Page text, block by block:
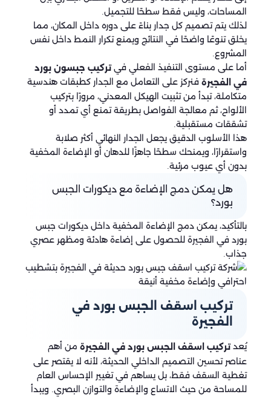
المساحات، وليس فقط سطحًا للتجميل.
لذلك يتم تصميم كل جدار بناءً على دوره داخل المكان، مما
يخلق تنوعًا واضحًا في النتائج ويمنع تكرار النمط داخل نفس
المشروع.
أما على مستوى التنفيذ الفعلي فيتركيب جبسون بورد
في الفجيرة فنركز على التعامل مع الجدار كطبقات هندسية
متكاملة، تبدأ من تثبيت الهيكل المعدني، مرورًا بتركيب
الألواح، ثم معالجة الفواصل بطريقة تمنع أي تمدد أو
تشققات مستقبلية.
هذا الأسلوب الدقيق يجعل الجدار النهائي أكثر صلابة
واستقرارًا، ويمنحك سطحًا جاهزًا للدهان أو الإضاءة المخفية
بدون أي عيوب مرئية.
هل يمكن دمج الإضاءة مع ديكورات الجبس
بورد؟
بالتأكيد، يمكن دمج الإضاءة المخفية داخل ديكورات جبس
بورد في الفجيرة للحصول على إضاءة هادئة ومظهر عصري
جذاب.
تركيب اسقف الجبس بورد في
الفجيرة
يُعدتركيب اسقف الجبس بورد في الفجيرة من أهم
عناصر تحسين التصميم الداخلي الحديثة، لأنه لا يقتصر على
تغطية السقف فقط، بل يساهم في تغيير الإحساس العام
للمساحة من حيث الاتساع والإضاءة والتوازن البصري. ويبدأ